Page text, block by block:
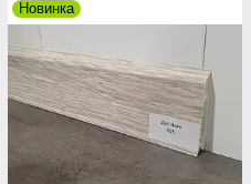
Новинка